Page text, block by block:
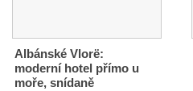
Albánské Vlorë:
moderní hotel přímo u
moře, snídaně